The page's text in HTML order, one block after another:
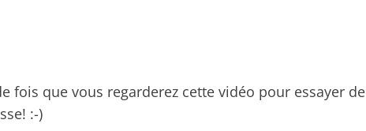
fois que vous regarderez cette vidéo pour essayer de
:-)